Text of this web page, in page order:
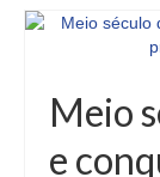
Meio
e